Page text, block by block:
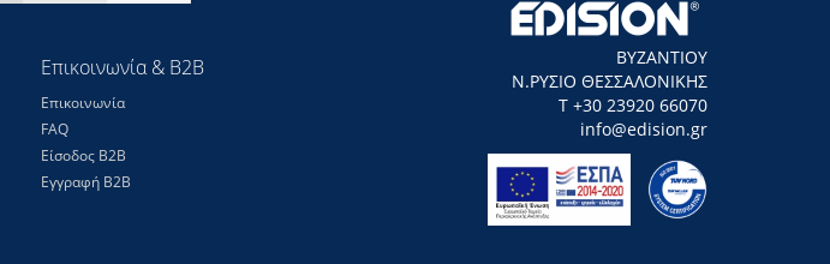
Επικοινωνία & B2B
Επικοινωνία
FAQ
Είσοδος Β2Β
Εγγραφή Β2Β
ΒΥΖΑΝΤΙΟΥ
Ν.ΡΥΣΙΟ ΘΕΣΣΑΛΟΝΙΚΗΣ
Τ +30 23920 66070
info@edision.gr